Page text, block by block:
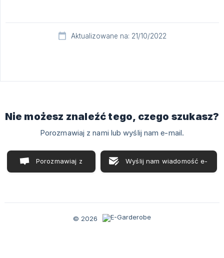
Aktualizowane na: 21/10/2022
Nie możesz znaleźć tego, czego szukasz?
Porozmawiaj z nami lub wyślij nam e-mail.
Porozmawiaj z Wyślij nam wiadomość e-
© 2026